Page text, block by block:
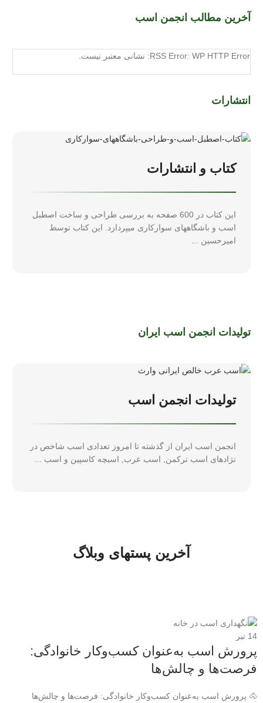
آخرین مطالب انجمن اسب
RSS Error: WP HTTP Error: نشانی معتبر نیست.
انتشارات
کتاب و انتشارات
این کتاب در 600 صفحه به بررسی طراحی و ساخت اصطبل
اسب و باشگاههای سوارکاری میپردازد. این کتاب توسط
امیرحسین ...
تولیدات انجمن اسب ایران
تولیدات انجمن اسب
انجمن اسب ایران از گذشته تا امروز تعدادی اسب شاخص در
نژادهای اسب ترکمن, اسب عرب, اسبچه کاسپین و اسب ...
آخرین پستهای وبلاگ
14 تیر
پرورش اسب به‌عنوان کسب‌وکار خانوادگی:
فرصت‌ها و چالش‌ها
🐴 پرورش اسب به‌عنوان کسب‌وکار خانوادگی: فرصت‌ها و چالش‌ها